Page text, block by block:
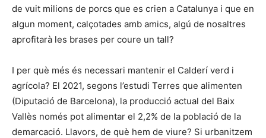
de vuit milions de porcs que es crien a Catalunya i que en
algun moment, calçotades amb amics, algú de nosaltres
aprofitarà les brases per coure un tall?
I per què més és necessari mantenir el Calderí verd i
agrícola? El 2021, segons l’estudi Terres que alimenten
(Diputació de Barcelona), la producció actual del Baix
Vallès només pot alimentar el 2,2% de la població de la
demarcació. Llavors, de què hem de viure? Si urbanitzem